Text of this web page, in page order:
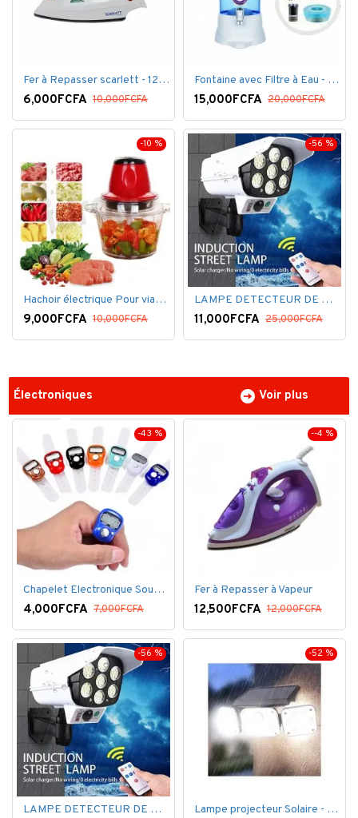
Fer à Repasser scarlett - 1200 W - Bleu Blanc
6,000FCFA 10,000FCFA
Fontaine avec Filtre à Eau - 16 Litres - Blanc
15,000FCFA 20,000FCFA
-10 %
Hachoir électrique Pour viandes et légumes -Rouge
9,000FCFA 10,000FCFA
-56 %
LAMPE DETECTEUR DE MOUVEMENT SOLAR SENSOR LIGHT
11,000FCFA 25,000FCFA
Électroniques Voir plus
-43 %
Chapelet Electronique Sous Forme De Bague Tasbih
4,000FCFA 7,000FCFA
--4 %
Fer à Repasser à Vapeur
12,500FCFA 12,000FCFA
-56 %
LAMPE DETECTEUR DE MOUVEMENT SOLAR SENSOR LIGHT
-52 %
Lampe projecteur Solaire - Détecteur de mouvement - Intelligente 3 Face